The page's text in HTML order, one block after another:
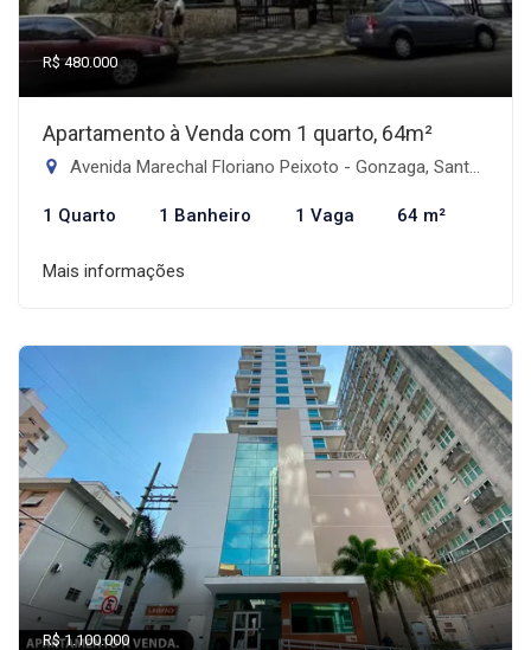
R$ 480.000
Apartamento à Venda com 1 quarto, 64m²
Avenida Marechal Floriano Peixoto - Gonzaga, Santos-SP
1 Quarto 1 Banheiro 1 Vaga 64 m²
Mais informações
R$ 1.100.000